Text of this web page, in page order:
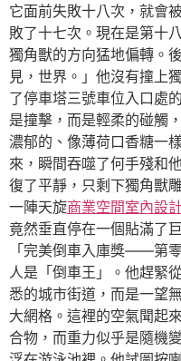
它面前失敗十八次，就會
敗了十七次。現在是第十
獨角獸的方向猛地偏轉。
見，世界。」他沒有撞上
了停車塔三號車位入口處
是撞擊，而是輕柔的碰觸
濃郁的、像薄荷口香糖一
來，瞬間吞噬了何手殘和
復了平靜，只剩下獨角獸
一陣天旋商業空間室內設
竟然垂直停在一個貼滿了
「完美倒車入庫獎——第
人是「倒車王」。他趕緊
悉的城市街道，而是一望
大網格。這裡的空氣聞起
合物，而重力似乎是隨機